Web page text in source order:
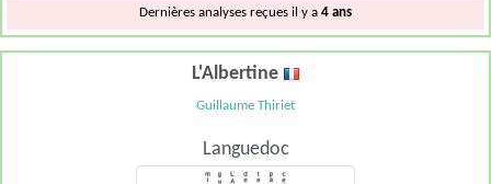
Dernières analyses reçues il y a 4 ans
L'Albertine
Guillaume Thiriet
Languedoc